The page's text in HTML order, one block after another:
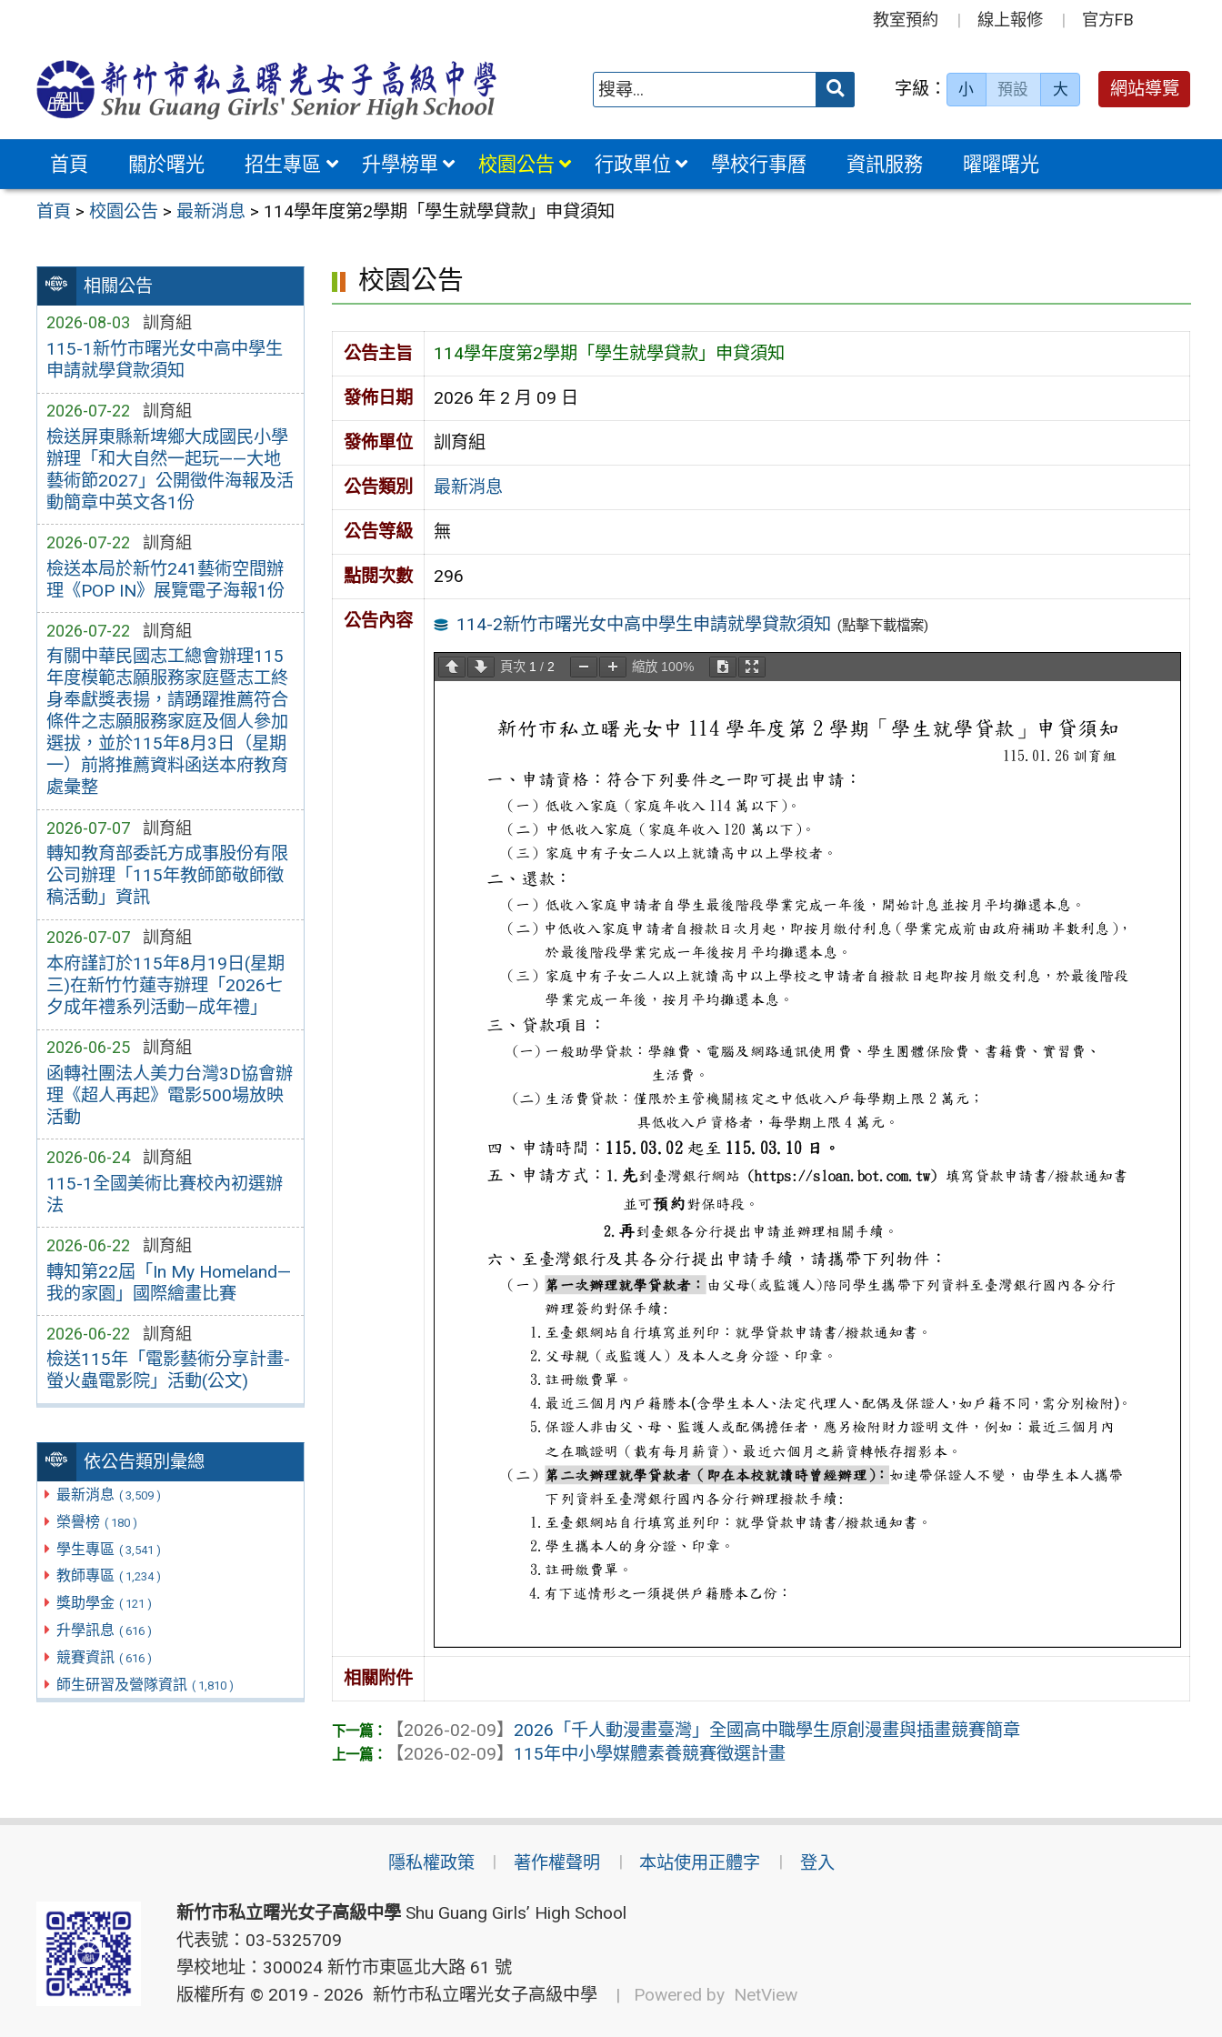
教室預約 線上報修 官方FB
送出 字級： 小 預設 大 網站導覽
首頁 關於曙光 招生專區 升學榜單 校園公告 行政單位 學校行事曆 資訊服務 曜曜曙光
首頁 >校園公告 > 最新消息 > 114學年度第2學期「學生就學貸款」申貸須知
相關公告
2026-08-03 訓育組
115-1新竹市曙光女中高中學生
申請就學貸款須知
2026-07-22 訓育組
檢送屏東縣新埤鄉大成國民小學
辦理「和大自然一起玩——大地
藝術節2027」公開徵件海報及活
動簡章中英文各1份
2026-07-22 訓育組
檢送本局於新竹241藝術空間辦
理《POP IN》展覽電子海報1份
2026-07-22 訓育組
有關中華民國志工總會辦理115
年度模範志願服務家庭暨志工終
身奉獻獎表揚，請踴躍推薦符合
條件之志願服務家庭及個人參加
選拔，並於115年8月3日（星期
一）前將推薦資料函送本府教育
處彙整
2026-07-07 訓育組
轉知教育部委託方成事股份有限
公司辦理「115年教師節敬師徵
稿活動」資訊
2026-07-07 訓育組
本府謹訂於115年8月19日(星期
三)在新竹竹蓮寺辦理「2026七
夕成年禮系列活動—成年禮」
2026-06-25 訓育組
函轉社團法人美力台灣3D協會辦
理《超人再起》電影500場放映
活動
2026-06-24 訓育組
115-1全國美術比賽校內初選辦
法
2026-06-22 訓育組
轉知第22屆「In My Homeland—
我的家園」國際繪畫比賽
2026-06-22 訓育組
檢送115年「電影藝術分享計畫-
螢火蟲電影院」活動(公文)
依公告類別彙總
最新消息 ( 3,509 )
榮譽榜 ( 180 )
學生專區 ( 3,541 )
教師專區 ( 1,234 )
獎助學金 ( 121 )
升學訊息 ( 616 )
競賽資訊 ( 616 )
師生研習及營隊資訊 ( 1,810 )
校園公告
公告主旨 114學年度第2學期「學生就學貸款」申貸須知
發佈日期 2026 年 2 月 09 日
發佈單位 訓育組
公告類別 最新消息
公告等級 無
點閱次數 296
公告內容 114-2新竹市曙光女中高中學生申請就學貸款須知 (點擊下載檔案)
頁次 1 / 2 縮放 100%
相關附件
【2026-02-09】 2026「千人動漫畫臺灣」全國高中職學生原創漫畫與插畫競賽簡章
【2026-02-09】 115年中小學媒體素養競賽徵選計畫
隱私權政策 著作權聲明 本站使用正體字 登入
新竹市私立曙光女子高級中學Shu Guang Girls’ High School
代表號：03-5325709
學校地址：300024 新竹市東區北大路 61 號
版權所有 © 2019 - 2026 新竹市私立曙光女子高級中學 | Powered by NetView